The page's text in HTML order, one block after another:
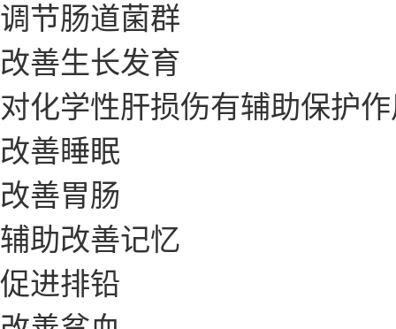
调节肠道菌群
改善生长发育
对化学性肝损伤有辅助保护
改善睡眠
改善胃肠
辅助改善记忆
促进排铅